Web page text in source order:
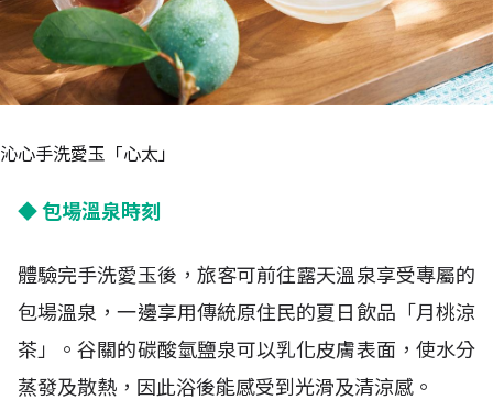
沁心手洗愛玉「心太」
◆ 包場溫泉時刻
體驗完手洗愛玉後，旅客可前往露天溫泉享受專屬的
包場溫泉，一邊享用傳統原住民的夏日飲品「月桃涼
茶」。谷關的碳酸氫鹽泉可以乳化皮膚表面，使水分
蒸發及散熱，因此浴後能感受到光滑及清涼感。